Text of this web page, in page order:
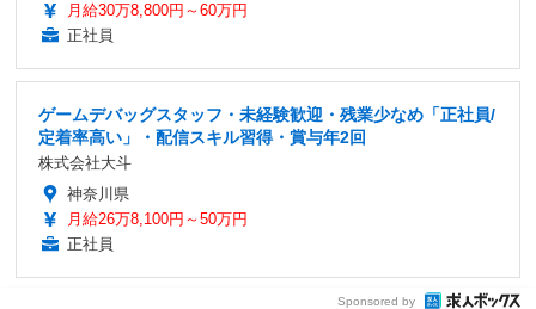
月給30万8,800円～60万円
正社員
ゲームデバッグスタッフ・未経験歓迎・残業少なめ「正社員/
定着率高い」・配信スキル習得・賞与年2回
株式会社大斗
神奈川県
月給26万8,100円～50万円
正社員
Sponsored by